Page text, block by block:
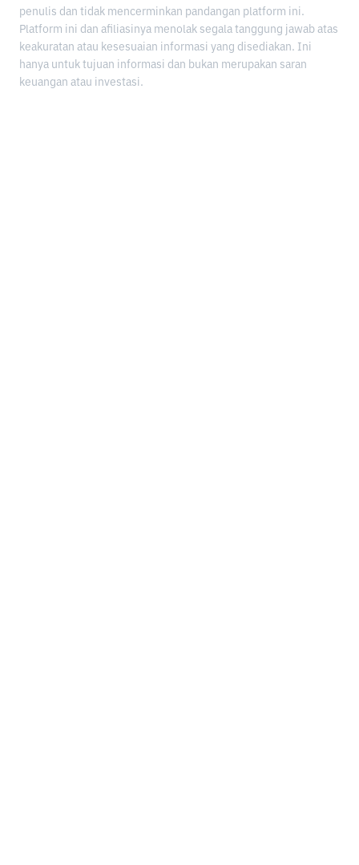
penulis dan tidak mencerminkan pandangan platform ini.
Platform ini dan afiliasinya menolak segala tanggung jawab atas
keakuratan atau kesesuaian informasi yang disediakan. Ini
hanya untuk tujuan informasi dan bukan merupakan saran
keuangan atau investasi.